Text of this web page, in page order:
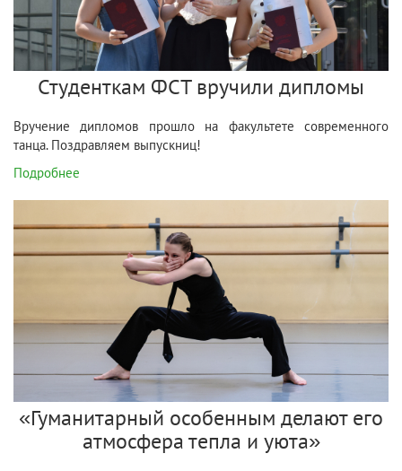
Студенткам ФСТ вручили дипломы
Вручение дипломов прошло на факультете современного
танца. Поздравляем выпускниц!
Подробнее
«Гуманитарный особенным делают его
атмосфера тепла и уюта»